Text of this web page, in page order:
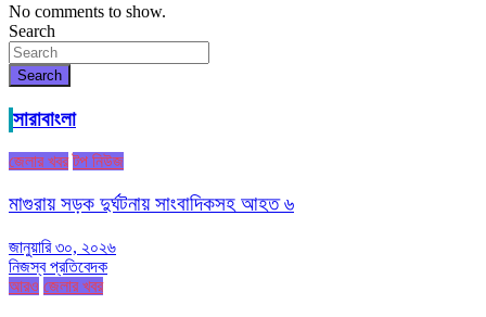
No comments to show.
Search
Search
সারাবাংলা
জেলার খবর টপ নিউজ
মাগুরায় সড়ক দুর্ঘটনায় সাংবাদিকসহ আহত ৬
জানুয়ারি ৩০, ২০২৬
নিজস্ব প্রতিবেদক
আরও জেলার খবর